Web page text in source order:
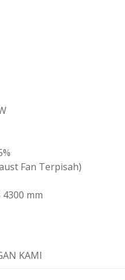
Fan Terpisah)
mm
KAMI